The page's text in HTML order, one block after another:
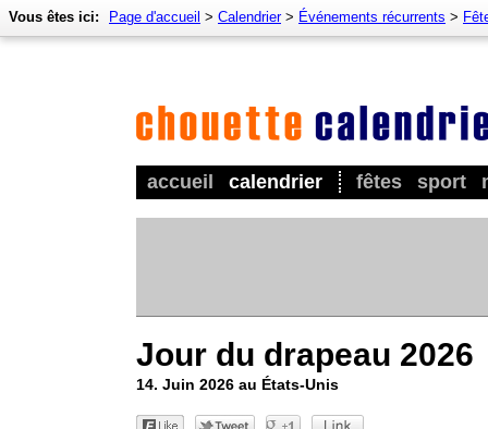
accueil calendrier fêtes sport
Vous êtes ici: Page d'accueil > Calendrier> Événements récurrents >
Jour du drapeau 2026
14. Juin 2026 au États-Unis